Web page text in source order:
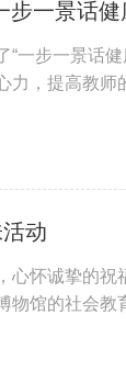
一步一景话
力，提高教
动
心怀诚挚的
物馆的社会教